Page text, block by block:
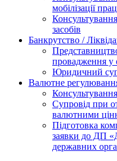
мобілізації
засобів
Банкрутство /
провадження у
Юридичний
Валютне
Супровід при
валютними
Підготовка
заявки до ДП
державних